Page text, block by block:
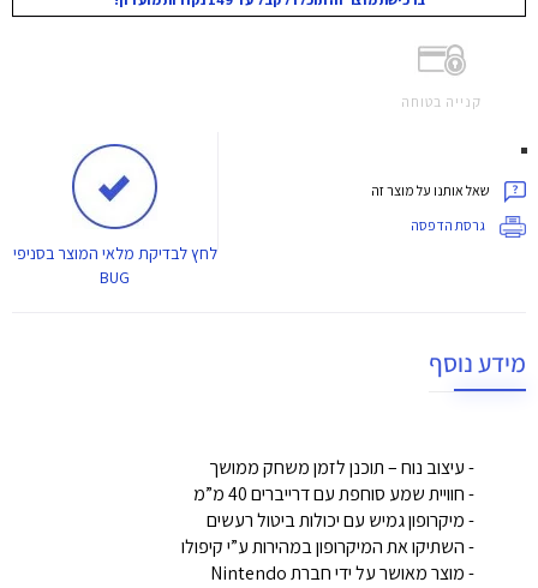
קנייה בטוחה
שאל אותנו על מוצר זה
גרסת הדפסה
לחץלבדיקת מלאי המוצר בסניפי
BUG
מידע נוסף
- עיצוב נוח – תוכנן לזמן משחק ממושך
- חוויית שמע סוחפת עם דרייברים 40 מ”מ
- מיקרופון גמיש עם יכולות ביטול רעשים
- השתיקו את המיקרופון במהירות ע”י קיפולו
- מוצר מאושר על ידי חברת Nintendo